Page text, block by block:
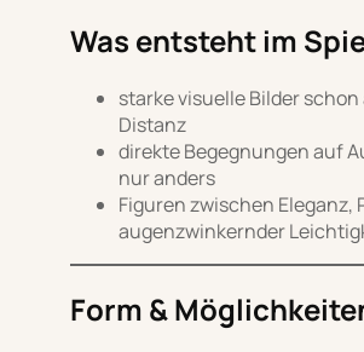
Was entsteht im
starke visuelle Bilder schon
Distanz
direkte Begegnungen auf
nur anders
Figuren zwischen Eleganz,
augenzwinkernder
Form &